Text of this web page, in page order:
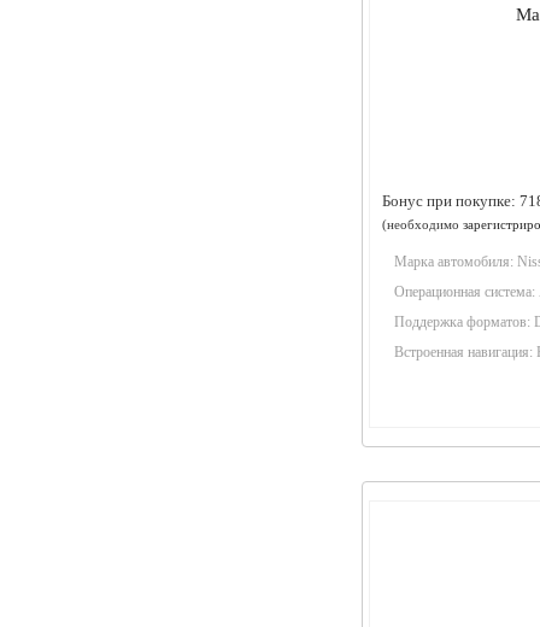
Бонус при покупке:
(необходимо
Марка автомобиля:
Операционная система:
Поддержка форматов:
Встроенная навигация: